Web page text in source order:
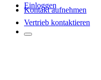
Einloggen
Kontakt aufnehmen
Vertrieb kontaktieren